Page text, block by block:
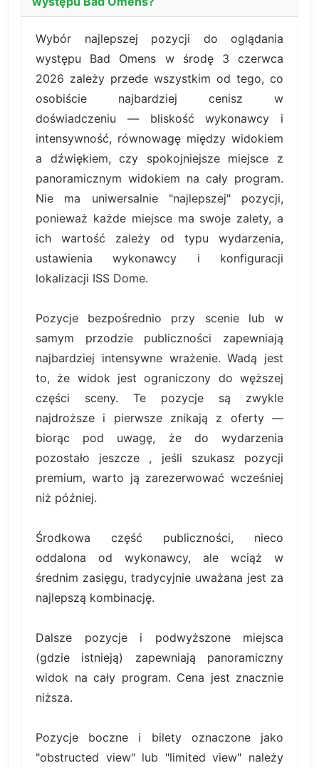
Wybór najlepszej pozycji do oglądania
występu Bad Omens w środę 3 czerwca
2026 zależy przede wszystkim od tego, co
osobiście najbardziej cenisz w
doświadczeniu — bliskość wykonawcy i
intensywność, równowagę między widokiem
a dźwiękiem, czy spokojniejsze miejsce z
panoramicznym widokiem na cały program.
Nie ma uniwersalnie "najlepszej" pozycji,
ponieważ każde miejsce ma swoje zalety, a
ich wartość zależy od typu wydarzenia,
ustawienia wykonawcy i konfiguracji
lokalizacji ISS Dome.
Pozycje bezpośrednio przy scenie lub w
samym przodzie publiczności zapewniają
najbardziej intensywne wrażenie. Wadą jest
to, że widok jest ograniczony do węższej
części sceny. Te pozycje są zwykle
najdroższe i pierwsze znikają z oferty —
biorąc pod uwagę, że do wydarzenia
pozostało jeszcze , jeśli szukasz pozycji
premium, warto ją zarezerwować wcześniej
niż później.
Środkowa część publiczności, nieco
oddalona od wykonawcy, ale wciąż w
średnim zasięgu, tradycyjnie uważana jest za
najlepszą kombinację.
Dalsze pozycje i podwyższone miejsca
(gdzie istnieją) zapewniają panoramiczny
widok na cały program. Cena jest znacznie
niższa.
Pozycje boczne i bilety oznaczone jako
"obstructed view" lub "limited view" należy